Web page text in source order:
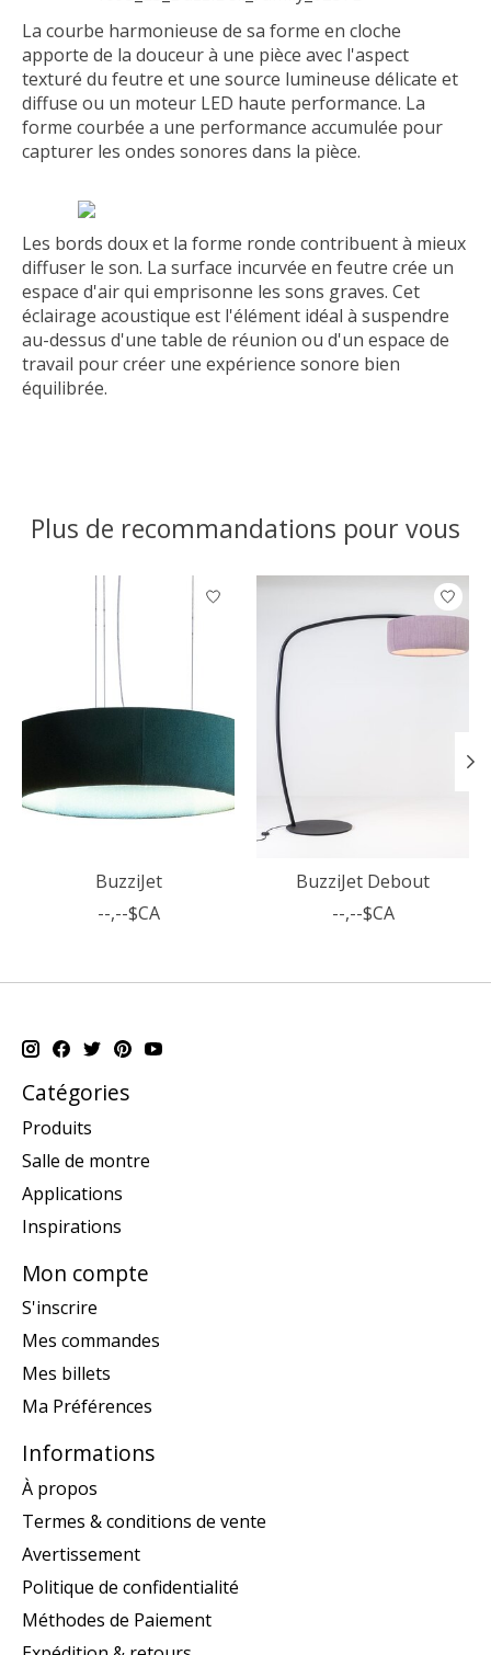
La courbe harmonieuse de sa forme en cloche
apporte de la douceur à une pièce avec l'aspect
texturé du feutre et une source lumineuse délicate et
diffuse ou un moteur LED haute performance. La
forme courbée a une performance accumulée pour
capturer les ondes sonores dans la pièce.
Les bords doux et la forme ronde contribuent à mieux
diffuser le son. La surface incurvée en feutre crée un
espace d'air qui emprisonne les sons graves. Cet
éclairage acoustique est l'élément idéal à suspendre
au-dessus d'une table de réunion ou d'un espace de
travail pour créer une expérience sonore bien
équilibrée.
Plus de recommandations pour vous
Articles du carrousel de produits
BuzziJet
--,--$CA
BuzziJet Debout
--,--$CA
Catégories
Produits
Salle de montre
Applications
Inspirations
Mon compte
S'inscrire
Mes commandes
Mes billets
Ma Préférences
Informations
À propos
Termes & conditions de vente
Avertissement
Politique de confidentialité
Méthodes de Paiement